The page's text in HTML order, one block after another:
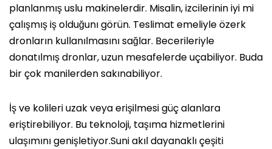
planlanmış uslu makinelerdir. Misalin, izcilerinin iyi mi
çalışmış iş olduğunı görün. Teslimat emeliyle özerk
dronların kullanılmasını sağlar. Becerileriyle
donatılmış dronlar, uzun mesafelerde uçabiliyor. Buda
bir çok manilerden sakınabiliyor.
İş ve kolileri uzak veya erişilmesi güç alanlara
eriştirebiliyor. Bu teknoloji, taşıma hizmetlerini
ulaşımını genişletiyor.Suni akıl dayanaklı çeşiti